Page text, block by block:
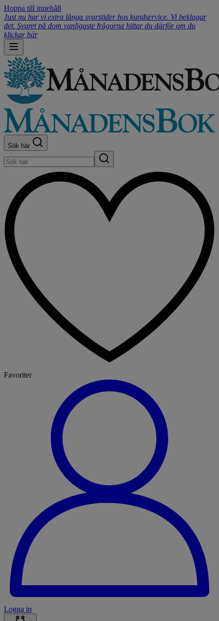
Hoppa till innehåll
Just nu har vi extra långa svarstider hos kundservice. Vi beklagar
det. Svaret på dom vanligaste frågorna hittar du därför om du
klickar här
Sök här
Favoriter
Logga in